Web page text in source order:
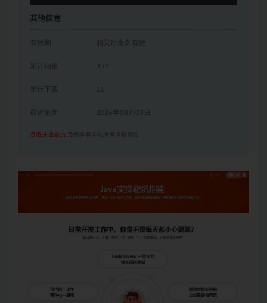
其他信息
有效期 购买后永久有效
累计销量 354
累计下载 11
2026年08月03日
点击开通会员 免费享有本站所有课程资源